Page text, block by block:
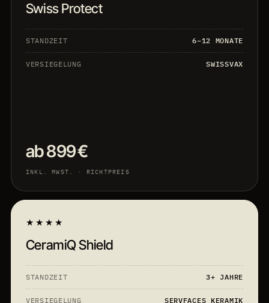
Swiss Protect
STANDZEIT 6–12 MONATE
VERSIEGELUNG SWISSVAX
ab 899 €
INKL. MWST. · RICHTPREIS
★★★★
CeramiQ Shield
STANDZEIT 3+ JAHRE
VERSIEGELUNG SERVFACES KERAMIK